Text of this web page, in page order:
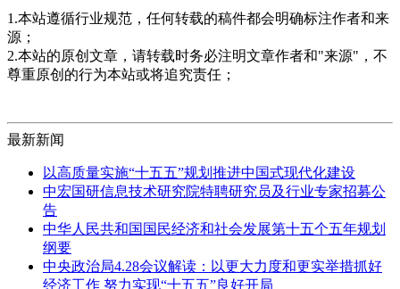
1.本站遵循行业规范，任何转载的稿件都会明确标注作者和来
源；
2.本站的原创文章，请转载时务必注明文章作者和"来源"，不
尊重原创的行为本站或将追究责任；
最新新闻
以高质量实施“十五五”规划推进中国式现代化建设
中宏国研信息技术研究院特聘研究员及行业专家招募公
告
中华人民共和国国民经济和社会发展第十五个五年规划
纲要
中央政治局4.28会议解读：以更大力度和更实举措抓好
经济工作 努力实现“十五五”良好开局